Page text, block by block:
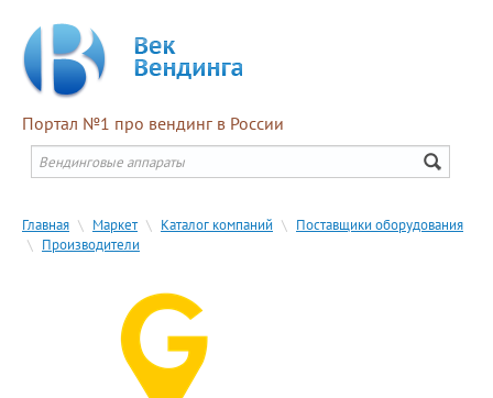
Портал №1 про вендинг в России
Главная \ Маркет \ Каталог компаний \ Поставщики оборудования
\ Производители